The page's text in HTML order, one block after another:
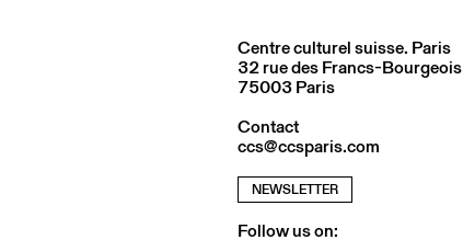
Centre culturel suisse. Paris
32 rue des Francs-Bourgeois
75003 Paris
Contact
ccs@ccsparis.com
NEWSLETTER
Follow us on: